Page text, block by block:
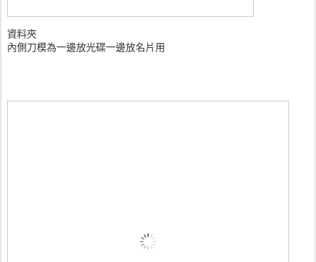
資料夾
內側刀模為一邊放光碟一邊放名片用